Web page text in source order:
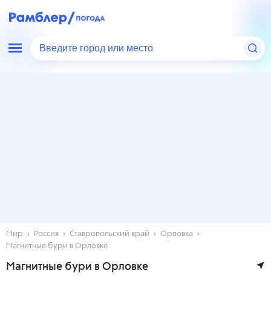
Введите город или место
Мир Россия Ставропольский край
Орловка
Магнитные бури в Орловке
Магнитные бури в Орловке